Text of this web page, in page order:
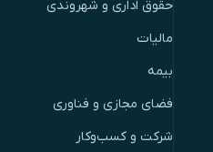
حقوق اداری و شهروندی
مالیات
بیمه
فضای مجازی و فناوری
شرکت و کسب‌وکار